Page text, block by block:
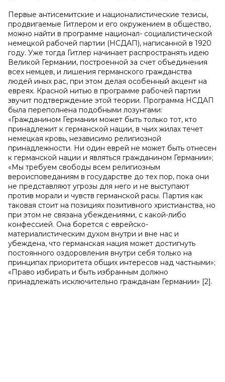
Первые антисемитские и националистические тезисы,
продвигаемые Гитлером и его окружением в общество,
можно найти в программе национал- социалистической
немецкой рабочей партии (НСДАП), написанной в 1920
году. Уже тогда Гитлер начинает распространять идею
Великой Германии, построенной за счет объединения
всех немцев, и лишения германского гражданства
людей иных рас, при этом делая особенный акцент на
евреях. Красной нитью в программе рабочей партии
звучит подтверждение этой теории. Программа НСДАП
была переполнена подобными лозунгами:
«Гражданином Германии может быть только тот, кто
принадлежит к германской нации, в чьих жилах течет
немецкая кровь, независимо религиозной
принадлежности. Ни один еврей не может быть отнесен
к германской нации и являться гражданином Германии»;
«Мы требуем свободы всем религиозным
вероисповеданиям в государстве до тех пор, пока они
не представляют угрозы для него и не выступают
против морали и чувств германской расы. Партия как
таковая стоит на позициях позитивного христианства, но
при этом не связана убеждениями, с какой-либо
конфессией. Она борется с еврейско-
материалистическим духом внутри и вне нас и
убеждена, что германская нация может достигнуть
постоянного оздоровления внутри себя только на
принципах приоритета общих интересов над частными»;
«Право избирать и быть избранным должно
принадлежать исключительно гражданам Германии» [2].